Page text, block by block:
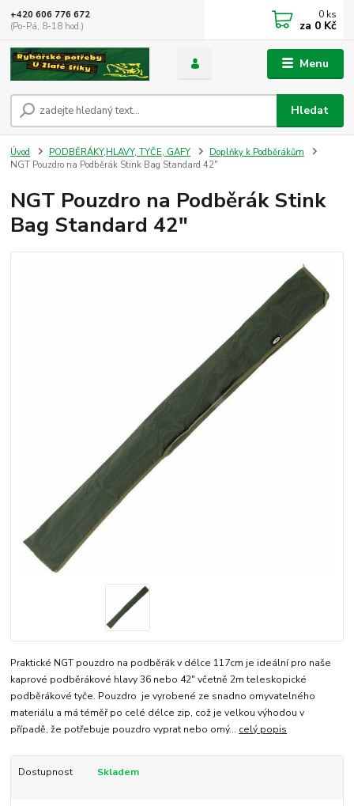
Menu
Hledat
+420 606 776 672
(Po-Pá, 8-18 hod.)
0 ks
za 0 Kč
Úvod PODBĚRÁKY,HLAVY, TYČE, GAFY
Doplňky k Podběrákům
NGT Pouzdro na Podběrák Stink Bag Standard 42"
NGT Pouzdro na Podběrák Stink
Bag Standard 42"
Praktické NGT pouzdro na podběrák v délce 117cm je ideální pro naše
kaprové podběrákové hlavy 36 nebo 42" včetně 2m teleskopické
podběrákové tyče. Pouzdro je vyrobené ze snadno omyvatelného
materiálu a má téměř po celé délce zip, což je velkou výhodou v
případě, že potřebuje pouzdro vyprat nebo omý... celý popis
Dostupnost Skladem